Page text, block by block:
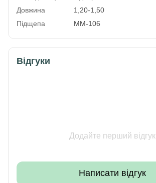
Довжина
1,20-1,50
Підщепа
ММ-106
Відгуки
Додайте перший відгук
Написати відгук